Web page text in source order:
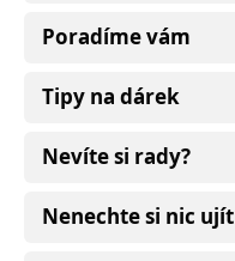
Poradíme vám
Tipy na dárek
Nevíte si rady?
Nenechte si nic ujít